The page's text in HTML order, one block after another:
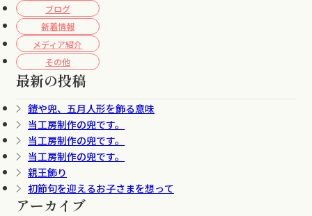
ブログ
新着情報
メディア紹介
その他
最新の投稿
鎧や兜、五月人形を飾る意味
当工房制作の兜です。
当工房制作の兜です。
当工房制作の兜です。
親王飾り
初節句を迎えるお子さまを想って
アーカイブ